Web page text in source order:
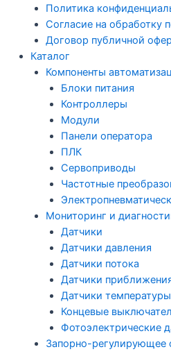
Политика
Согласие на обработку
Договор публичной
Каталог
Компоненты
Блоки питания
Контроллеры
Модули
Панели оператора
ПЛК
Сервоприводы
Частотные
Мониторинг и
Датчики
Датчики давления
Датчики потока
Датчики
Датчики температуры
Концевые
Фотоэлектрические
Запорно-регулирующее